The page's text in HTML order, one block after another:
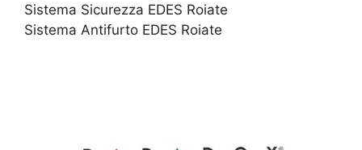
Sistema Sicurezza EDES Roiate
Sistema Antifurto EDES Roiate